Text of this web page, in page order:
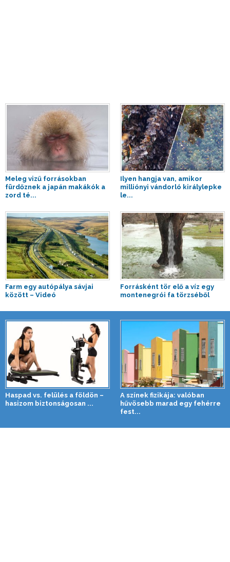
Meleg vizű forrásokban
fürdőznek a japán makákók a
zord té...
Ilyen hangja van, amikor
milliónyi vándorló királylepke
le...
Farm egy autópálya sávjai
között – Videó
Forrásként tör elő a víz egy
montenegrói fa törzséből
Haspad vs. felülés a földön –
hasizom biztonságosan ...
A színek fizikája: valóban
hűvösebb marad egy fehérre
fest...